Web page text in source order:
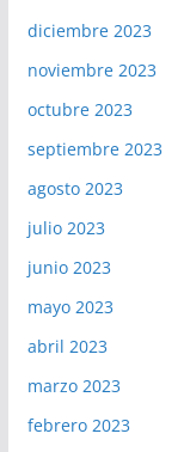
diciembre 2023
noviembre 2023
octubre 2023
septiembre 2023
agosto 2023
julio 2023
junio 2023
mayo 2023
abril 2023
marzo 2023
febrero 2023